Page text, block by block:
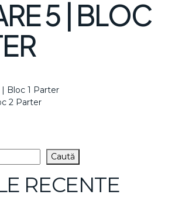
5 | BLOC
| Bloc 1 Parter
2 Parter
Caută
RECENTE